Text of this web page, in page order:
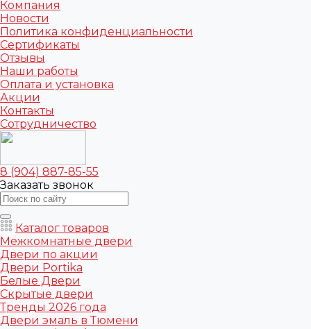
Компания
Новости
Политика конфиденциальности
Сертификаты
Отзывы
Наши работы
Оплата и установка
Акции
Контакты
Сотрудничество
8 (904) 887-85-55
Заказать звонок
Каталог товаров
Межкомнатные двери
Двери по акции
Двери Portika
Белые Двери
Скрытые двери
Тренды 2026 года
Двери эмаль в Тюмени